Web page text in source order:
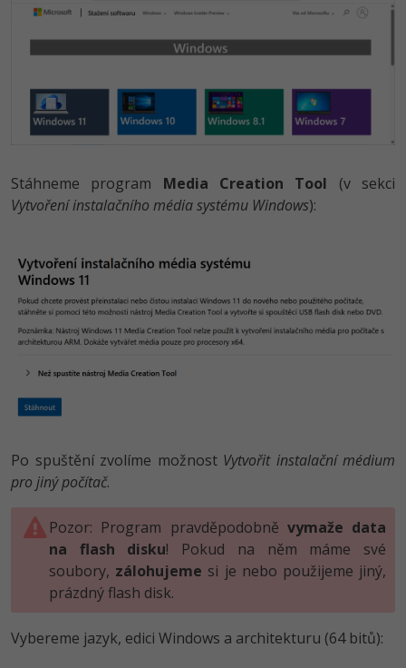
Stáhneme program Media Creation Tool (v sekci
Vytvoření instalačního média systému Windows):
Po spuštění zvolíme možnost Vytvořit instalační médium
pro jiný počítač.
Pozor: Program pravděpodobně vymaže data
na flash disku! Pokud na něm máme své
soubory, zálohujeme si je nebo použijeme jiný,
prázdný flash disk.
Vybereme jazyk, edici Windows a architekturu (64 bitů):